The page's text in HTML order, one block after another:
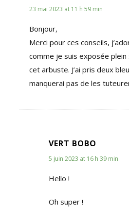
23 mai 2023 at 11 h 59 min
Bonjour,
Merci pour ces conseils,
comme je suis exposée plein
cet arbuste. J’ai pris deux
manquerai pas de les
VERT BOBO
5 juin 2023 at 16 h 39 min
Hello !
Oh super !